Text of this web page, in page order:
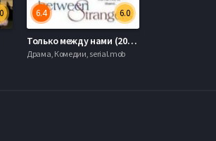
6.0
6.4
Только между нами (2002)
Драма, Комедии, serial.mob